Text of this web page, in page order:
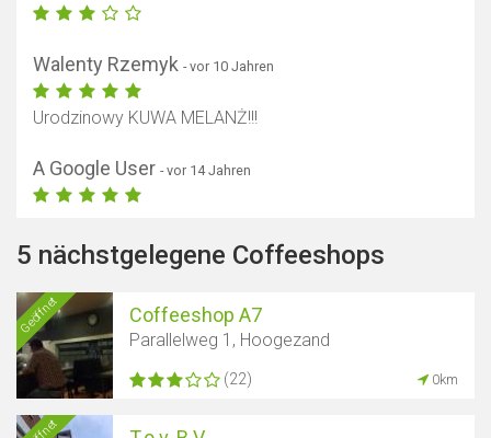
Walenty Rzemyk - vor 10 Jahren
Urodzinowy KUWA MELANŻ!!!
A Google User - vor 14 Jahren
5 nächstgelegene Coffeeshops
Geöffnet Coffeeshop A7
Parallelweg 1, Hoogezand
(22) 0km